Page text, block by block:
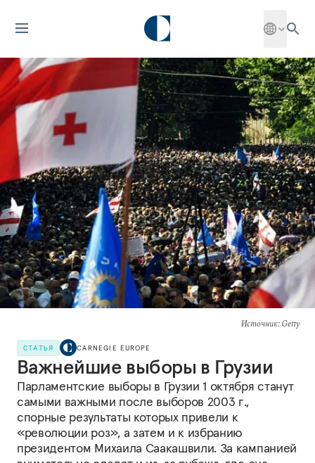
Источник: Getty
СТАТЬЯ CARNEGIE EUROPE
Важнейшие выборы в Грузии
Парламентские выборы в Грузии 1 октября станут
самыми важными после выборов 2003 г.,
спорные результаты которых привели к
«революции роз», а затем и к избранию
президентом Михаила Саакашвили. За кампанией